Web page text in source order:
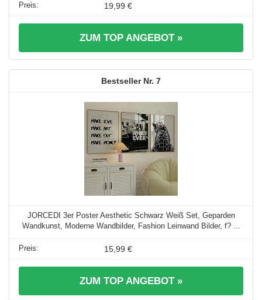
19,99 €
ZUM TOP ANGEBOT »
7
JORCEDI 3er Poster Aesthetic Schwarz Weiß Set, Geparden
Wandkunst, Moderne Wandbilder, Fashion Leinwand Bilder, f? ...
15,99 €
ZUM TOP ANGEBOT »